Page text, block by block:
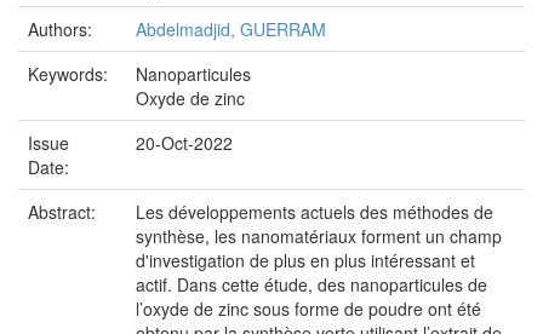
Authors:
Abdelmadjid, GUERRAM
Keywords:
Nanoparticules
Oxyde de zinc
Issue
Date:
20-Oct-2022
Abstract:
Les développements actuels des méthodes de
synthèse, les nanomatériaux forment un champ
d'investigation de plus en plus intéressant et
actif. Dans cette étude, des nanoparticules de
l’oxyde de zinc sous forme de poudre ont été